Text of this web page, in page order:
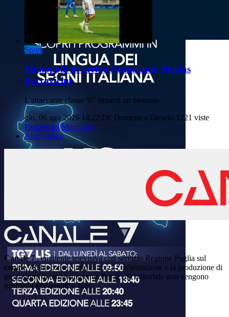
Sport
Monopoli: in arrivo l'attaccante Nicolas
Parravicini
L'attaccante classe '97 firmerà un biennale
gio, 06 ago 2026 14:22 Di: Domenico Dicarlo 1221 viste
Parravicini Monopoli
Altre notizie
Canale 7, emittente televisiva con servizio Regione Puglia sul
canale 78, ha come punto di forza l'informazione e la produzione di
programmi di intrattenimento. Per scelta editoriale non vengono
trasmessi televendite e film.